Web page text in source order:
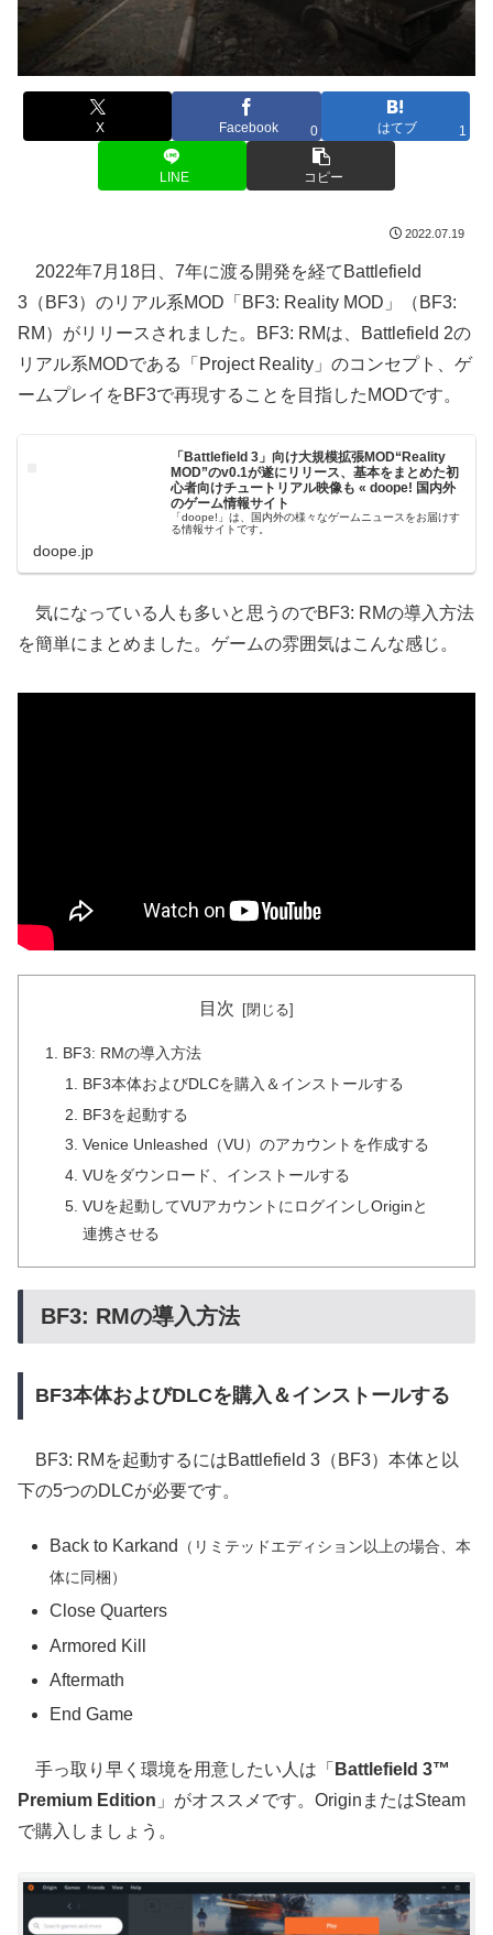
X Facebook 0 はてブ 1
LINE コピー
2022.07.19
2022年7月18日、7年に渡る開発を経てBattlefield
3（BF3）のリアル系MOD「BF3: Reality MOD」（BF3:
RM）がリリースされました。BF3: RMは、Battlefield 2の
リアル系MODである「Project Reality」のコンセプト、ゲ
ームプレイをBF3で再現することを目指したMODです。
「Battlefield 3」向け大規模拡張MOD“Reality
MOD”のv0.1が遂にリリース、基本をまとめた初
心者向けチュートリアル映像も « doope! 国内外
のゲーム情報サイト
「doope!」は、国内外の様々なゲームニュースをお届けす
る情報サイトです。
doope.jp
気になっている人も多いと思うのでBF3: RMの導入方法
を簡単にまとめました。ゲームの雰囲気はこんな感じ。
目次
BF3: RMの導入方法
BF3本体およびDLCを購入＆インストールする
BF3を起動する
Venice Unleashed（VU）のアカウントを作成する
VUをダウンロード、インストールする
VUを起動してVUアカウントにログインしOriginと
連携させる
BF3: RMの導入方法
BF3本体およびDLCを購入＆インストールする
BF3: RMを起動するにはBattlefield 3（BF3）本体と以
下の5つのDLCが必要です。
Back to Karkand
（リミテッドエディション以上の場合、本
体に同梱）
Close Quarters
Armored Kill
Aftermath
End Game
手っ取り早く環境を用意したい人は「 Battlefield 3™
Premium Edition 」がオススメです。OriginまたはSteam
で購入しましょう。